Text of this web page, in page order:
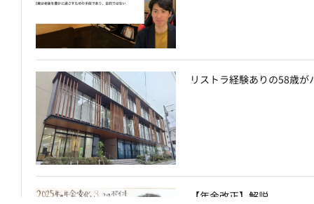
リストラ経験ありの58歳
【年金改正】解説